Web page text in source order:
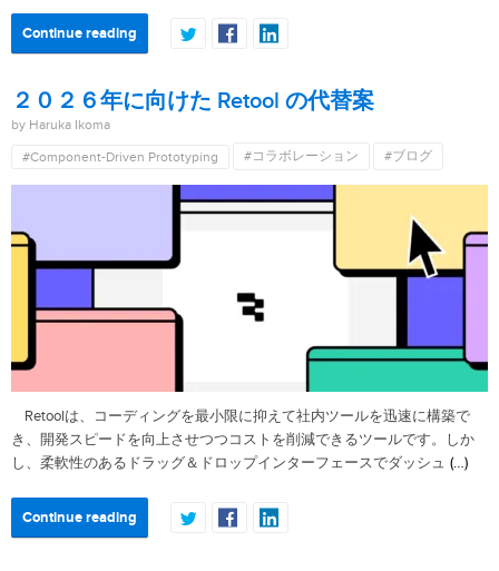
Continue reading
２０２６年に向けた Retool の代替案
by Haruka Ikoma
#Component-Driven Prototyping #コラボレーション #ブログ
Retoolは、コーディングを最小限に抑えて社内ツールを迅速に構築で
き、開発スピードを向上させつつコストを削減できるツールです。しか
し、柔軟性のあるドラッグ＆ドロップインターフェースでダッシュ (…)
Continue reading